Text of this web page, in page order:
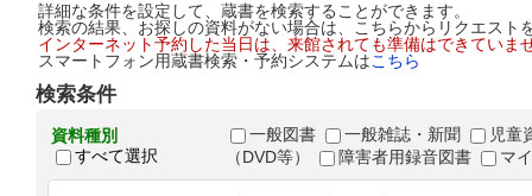
詳細な条件を設定して、蔵書を検索することができます。
検索の結果、お探しの資料がない場合は、こちらからリクエス
インターネット予約した当日は、来館されても準備はできてい
スマートフォン用蔵書検索・予約システムはこちら
検索条件
資料種別
すべて選択
一般図書 一般雑誌・新聞
児童
（DVD等）
障害者用録音図書 マ